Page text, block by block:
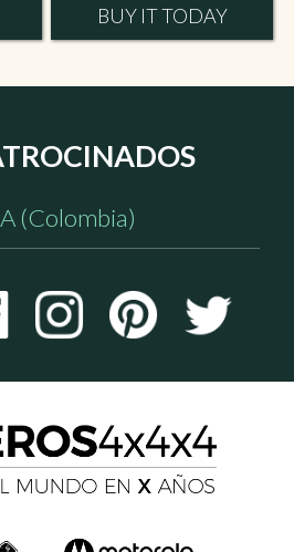
BUY IT TODAY
(Colombia)